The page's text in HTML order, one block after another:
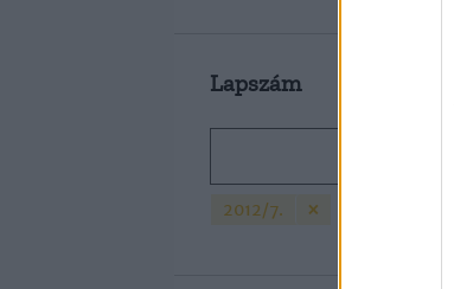
Lapszám
×
2012/7.